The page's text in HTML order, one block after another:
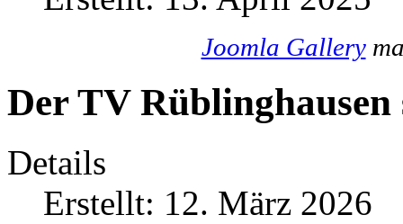
Joomla Gallery
Der TV
Details
Erstellt: 12. März 2026